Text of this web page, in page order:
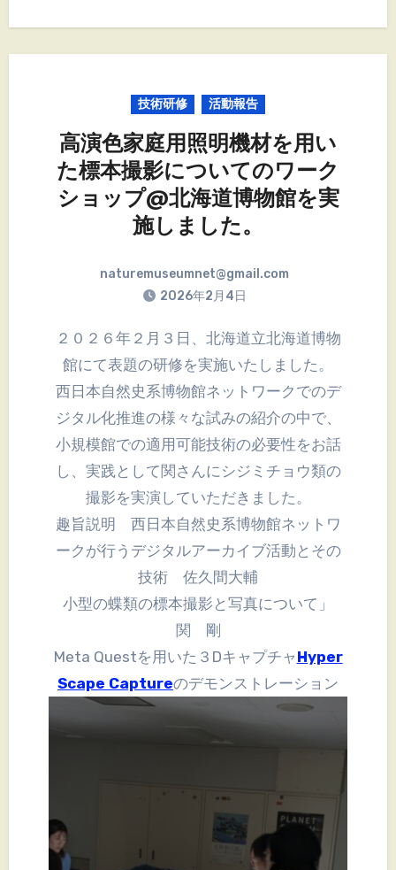
技術研修 活動報告
高演色家庭用照明機材を用い
た標本撮影についてのワーク
ショップ@北海道博物館を実
施しました。
naturemuseumnet@gmail.com
2026年2月4日
２０２６年２月３日、北海道立北海道博物
館にて表題の研修を実施いたしました。
西日本自然史系博物館ネットワークでのデ
ジタル化推進の様々な試みの紹介の中で、
小規模館での適用可能技術の必要性をお話
し、実践として関さんにシジミチョウ類の
撮影を実演していただきました。
趣旨説明 西日本自然史系博物館ネットワ
ークが行うデジタルアーカイブ活動とその
技術 佐久間大輔
小型の蝶類の標本撮影と写真について」
関 剛
Meta Questを用いた３DキャプチャHyper
Scape Captureのデモンストレーション